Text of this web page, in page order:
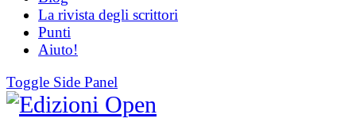
La rivista degli scrittori
Punti
Aiuto!
Toggle Side Panel